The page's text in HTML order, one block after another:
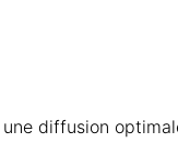
diffusion